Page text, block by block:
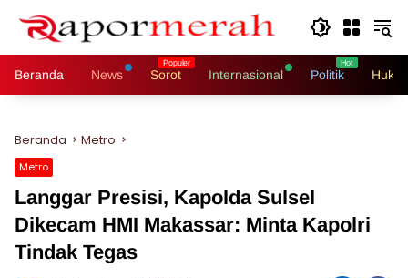
Beranda News Sorot Internasional Politik
Beranda Metro
Metro
Langgar Presisi, Kapolda Sulsel
Dikecam HMI Makassar: Minta Kapolri
Tindak Tegas